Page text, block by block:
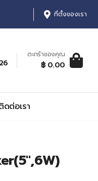
ที่ตั้งของเรา
ตะกร้าของคุณ
฿ 0.00
ตะกร้าสินค้า:รายการ, รา
฿ 0.00
ดต่อเรา